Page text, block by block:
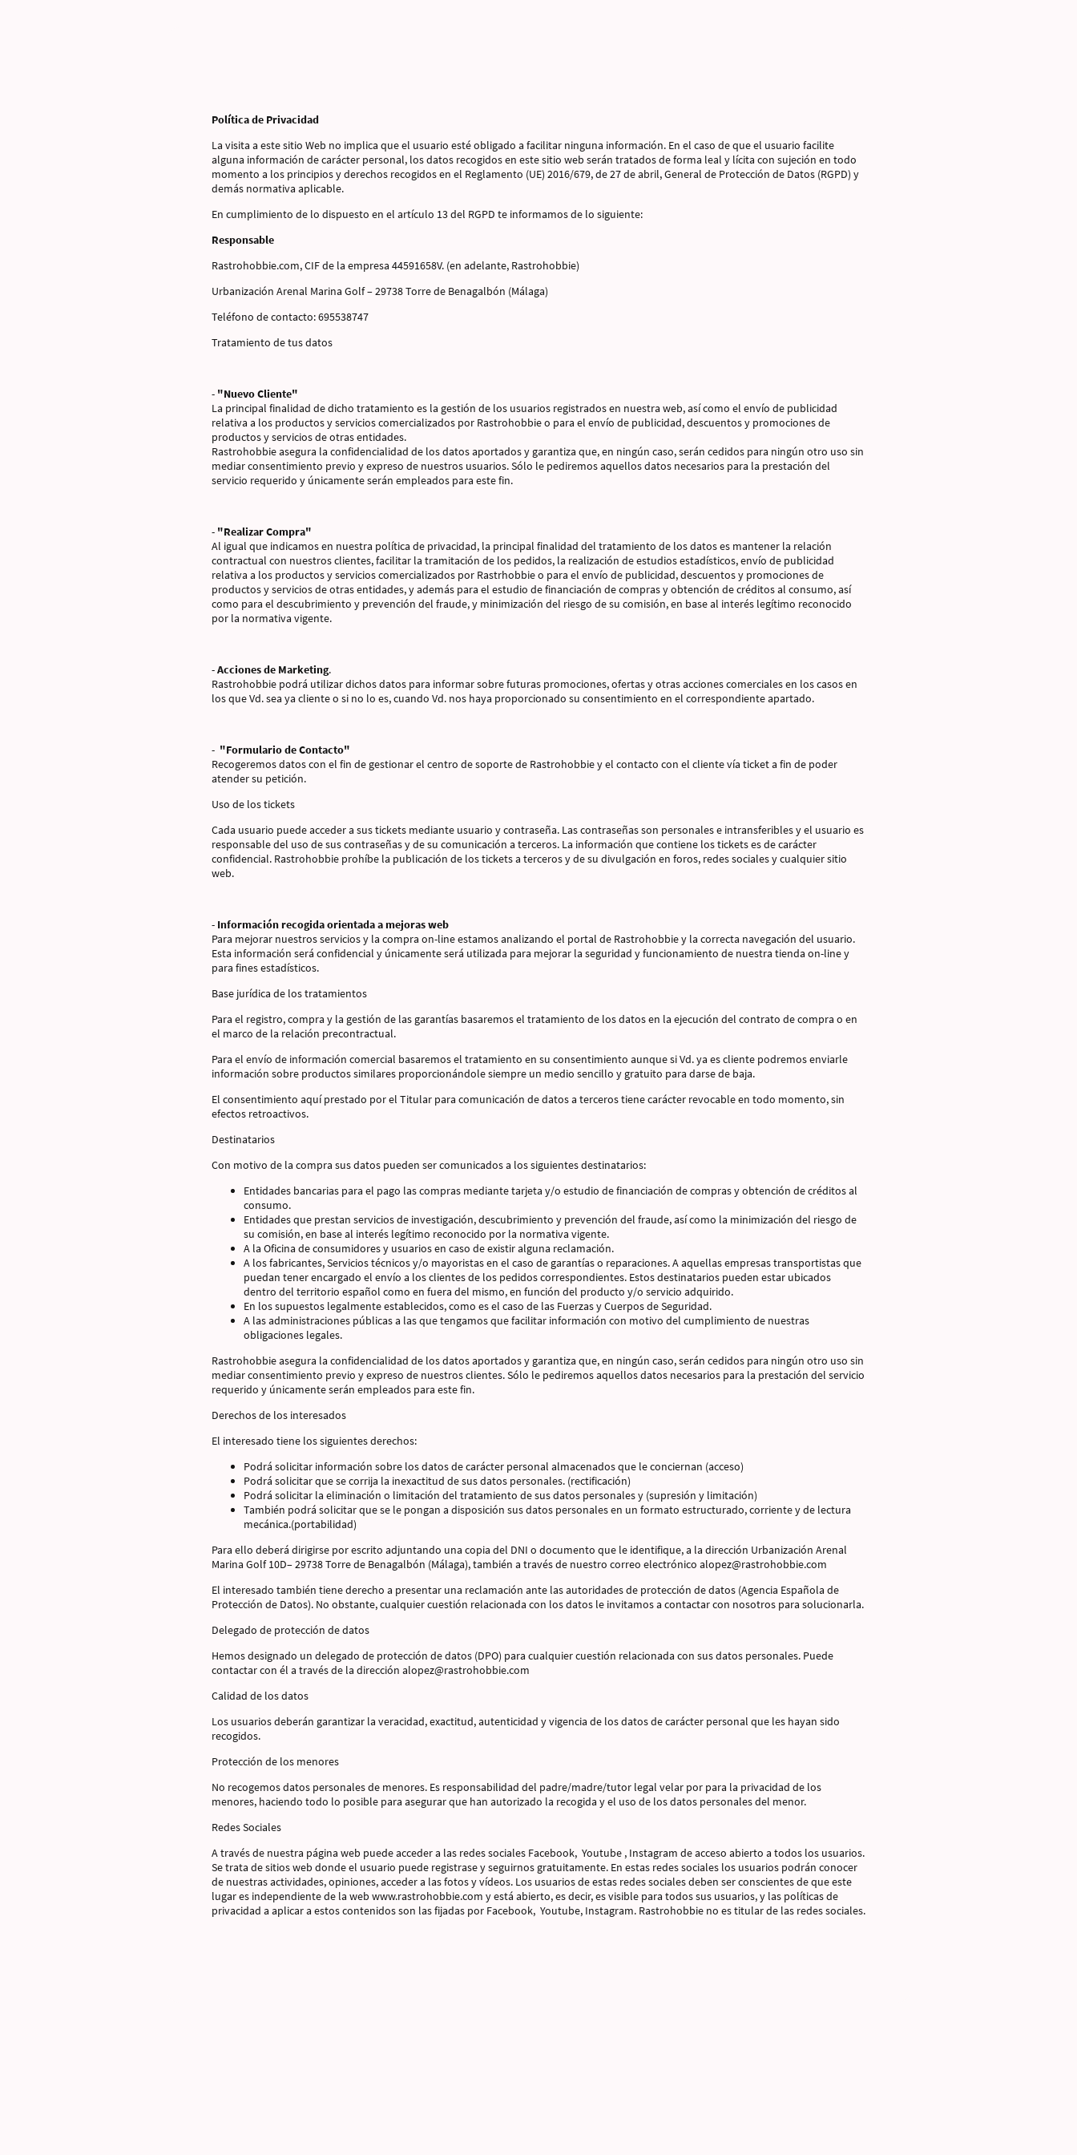
Política de Privacidad
La visita a este sitio Web no implica que el usuario esté obligado a facilitar ninguna información. En el caso de que el usuario facilite
alguna información de carácter personal, los datos recogidos en este sitio web serán tratados de forma leal y lícita con sujeción en todo
momento a los principios y derechos recogidos en el Reglamento (UE) 2016/679, de 27 de abril, General de Protección de Datos (RGPD) y
demás normativa aplicable.
En cumplimiento de lo dispuesto en el artículo 13 del RGPD te informamos de lo siguiente:
Responsable
Rastrohobbie.com, CIF de la empresa 44591658V. (en adelante, Rastrohobbie)
Urbanización Arenal Marina Golf – 29738 Torre de Benagalbón (Málaga)
Teléfono de contacto: 695538747
Tratamiento de tus datos
- "Nuevo Cliente"
La principal finalidad de dicho tratamiento es la gestión de los usuarios registrados en nuestra web, así como el envío de publicidad
relativa a los productos y servicios comercializados por Rastrohobbie o para el envío de publicidad, descuentos y promociones de
productos y servicios de otras entidades.
Rastrohobbie asegura la confidencialidad de los datos aportados y garantiza que, en ningún caso, serán cedidos para ningún otro uso sin
mediar consentimiento previo y expreso de nuestros usuarios. Sólo le pediremos aquellos datos necesarios para la prestación del
servicio requerido y únicamente serán empleados para este fin.
- "Realizar Compra"
Al igual que indicamos en nuestra política de privacidad, la principal finalidad del tratamiento de los datos es mantener la relación
contractual con nuestros clientes, facilitar la tramitación de los pedidos, la realización de estudios estadísticos, envío de publicidad
relativa a los productos y servicios comercializados por Rastrhobbie o para el envío de publicidad, descuentos y promociones de
productos y servicios de otras entidades, y además para el estudio de financiación de compras y obtención de créditos al consumo, así
como para el descubrimiento y prevención del fraude, y minimización del riesgo de su comisión, en base al interés legítimo reconocido
por la normativa vigente.
-Acciones de Marketing.
Rastrohobbie podrá utilizar dichos datos para informar sobre futuras promociones, ofertas y otras acciones comerciales en los casos en
los que Vd. sea ya cliente o si no lo es, cuando Vd. nos haya proporcionado su consentimiento en el correspondiente apartado.
- "Formulario de Contacto"
Recogeremos datos con el fin de gestionar el centro de soporte de Rastrohobbie y el contacto con el cliente vía ticket a fin de poder
atender su petición.
Uso de los tickets
Cada usuario puede acceder a sus tickets mediante usuario y contraseña. Las contraseñas son personales e intransferibles y el usuario es
responsable del uso de sus contraseñas y de su comunicación a terceros. La información que contiene los tickets es de carácter
confidencial. Rastrohobbie prohíbe la publicación de los tickets a terceros y de su divulgación en foros, redes sociales y cualquier sitio
web.
- Información recogida orientada a mejoras web
Para mejorar nuestros servicios y la compra on-line estamos analizando el portal de Rastrohobbie y la correcta navegación del usuario.
Esta información será confidencial y únicamente será utilizada para mejorar la seguridad y funcionamiento de nuestra tienda on-line y
para fines estadísticos.
Base jurídica de los tratamientos
Para el registro, compra y la gestión de las garantías basaremos el tratamiento de los datos en la ejecución del contrato de compra o en
el marco de la relación precontractual.
Para el envío de información comercial basaremos el tratamiento en su consentimiento aunque si Vd. ya es cliente podremos enviarle
información sobre productos similares proporcionándole siempre un medio sencillo y gratuito para darse de baja.
El consentimiento aquí prestado por el Titular para comunicación de datos a terceros tiene carácter revocable en todo momento, sin
efectos retroactivos.
Destinatarios
Con motivo de la compra sus datos pueden ser comunicados a los siguientes destinatarios:
Entidades bancarias para el pago las compras mediante tarjeta y/o estudio de financiación de compras y obtención de créditos al
consumo.
Entidades que prestan servicios de investigación, descubrimiento y prevención del fraude, así como la minimización del riesgo de
su comisión, en base al interés legítimo reconocido por la normativa vigente.
A la Oficina de consumidores y usuarios en caso de existir alguna reclamación.
A los fabricantes, Servicios técnicos y/o mayoristas en el caso de garantías o reparaciones. A aquellas empresas transportistas que
puedan tener encargado el envío a los clientes de los pedidos correspondientes. Estos destinatarios pueden estar ubicados
dentro del territorio español como en fuera del mismo, en función del producto y/o servicio adquirido.
En los supuestos legalmente establecidos, como es el caso de las Fuerzas y Cuerpos de Seguridad.
A las administraciones públicas a las que tengamos que facilitar información con motivo del cumplimiento de nuestras
obligaciones legales.
Rastrohobbie asegura la confidencialidad de los datos aportados y garantiza que, en ningún caso, serán cedidos para ningún otro uso sin
mediar consentimiento previo y expreso de nuestros clientes. Sólo le pediremos aquellos datos necesarios para la prestación del servicio
requerido y únicamente serán empleados para este fin.
Derechos de los interesados
El interesado tiene los siguientes derechos:
Podrá solicitar información sobre los datos de carácter personal almacenados que le conciernan (acceso)
Podrá solicitar que se corrija la inexactitud de sus datos personales. (rectificación)
Podrá solicitar la eliminación o limitación del tratamiento de sus datos personales y (supresión y limitación)
También podrá solicitar que se le pongan a disposición sus datos personales en un formato estructurado, corriente y de lectura
mecánica.(portabilidad)
Para ello deberá dirigirse por escrito adjuntando una copia del DNI o documento que le identifique, a la dirección Urbanización Arenal
Marina Golf 10D– 29738 Torre de Benagalbón (Málaga), también a través de nuestro correo electrónico alopez@rastrohobbie.com
El interesado también tiene derecho a presentar una reclamación ante las autoridades de protección de datos (Agencia Española de
Protección de Datos). No obstante, cualquier cuestión relacionada con los datos le invitamos a contactar con nosotros para solucionarla.
Delegado de protección de datos
Hemos designado un delegado de protección de datos (DPO) para cualquier cuestión relacionada con sus datos personales. Puede
contactar con él a través de la dirección alopez@rastrohobbie.com
Calidad de los datos
Los usuarios deberán garantizar la veracidad, exactitud, autenticidad y vigencia de los datos de carácter personal que les hayan sido
recogidos.
Protección de los menores
No recogemos datos personales de menores. Es responsabilidad del padre/madre/tutor legal velar por para la privacidad de los
menores, haciendo todo lo posible para asegurar que han autorizado la recogida y el uso de los datos personales del menor.
Redes Sociales
A través de nuestra página web puede acceder a las redes sociales Facebook, Youtube , Instagram de acceso abierto a todos los usuarios.
Se trata de sitios web donde el usuario puede registrase y seguirnos gratuitamente. En estas redes sociales los usuarios podrán conocer
de nuestras actividades, opiniones, acceder a las fotos y vídeos. Los usuarios de estas redes sociales deben ser conscientes de que este
lugar es independiente de la web www.rastrohobbie.com y está abierto, es decir, es visible para todos sus usuarios, y las políticas de
privacidad a aplicar a estos contenidos son las fijadas por Facebook, Youtube, Instagram. Rastrohobbie no es titular de las redes sociales.